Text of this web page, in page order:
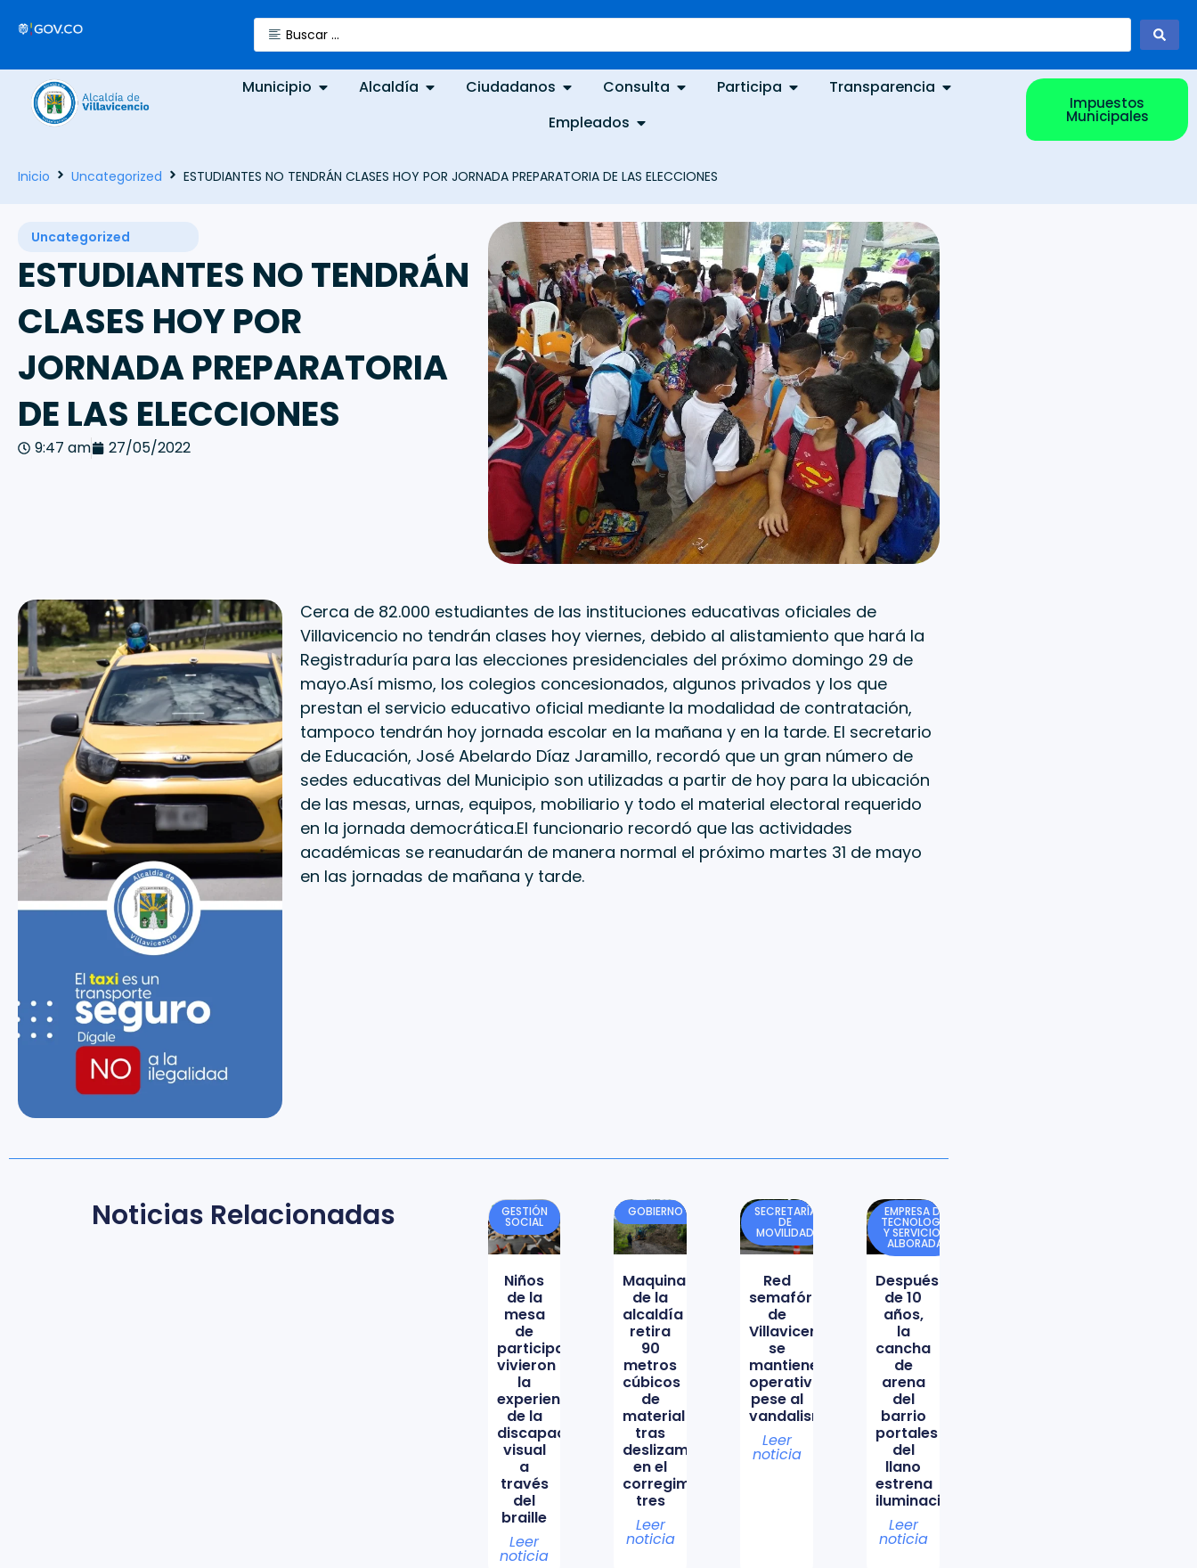
Municipio Alcaldía Ciudadanos Consulta Participa
Transparencia
Empleados
Impuestos
Municipales
Inicio Uncategorized ESTUDIANTES NO TENDRÁN CLASES HOY POR JORNADA PREPARATORIA DE LAS ELECCIONES
Uncategorized
ESTUDIANTES NO TENDRÁN
CLASES HOY POR
JORNADA PREPARATORIA
DE LAS ELECCIONES
9:47 am 27/05/2022
Cerca de 82.000 estudiantes de las instituciones educativas oficiales de
Villavicencio no tendrán clases hoy viernes, debido al alistamiento que hará la
Registraduría para las elecciones presidenciales del próximo domingo 29 de
mayo.Así mismo, los colegios concesionados, algunos privados y los que
prestan el servicio educativo oficial mediante la modalidad de contratación,
tampoco tendrán hoy jornada escolar en la mañana y en la tarde. El secretario
de Educación, José Abelardo Díaz Jaramillo, recordó que un gran número de
sedes educativas del Municipio son utilizadas a partir de hoy para la ubicación
de las mesas, urnas, equipos, mobiliario y todo el material electoral requerido
en la jornada democrática.El funcionario recordó que las actividades
académicas se reanudarán de manera normal el próximo martes 31 de mayo
en las jornadas de mañana y tarde.
Noticias Relacionadas GESTIÓN
SOCIAL
Niños
de la
mesa
de
participación
vivieron
la
experiencia
de la
discapacidad
visual
a
través
del
braille
Leer
noticia
GOBIERNO
Maquinaria
de la
alcaldía
retira
90
metros
cúbicos
de
material
tras
deslizamiento
en el
corregimiento
tres
Leer
noticia
SECRETARÍA
DE
MOVILIDAD
Red
semafórica
de
Villavicencio
se
mantiene
operativa
pese al
vandalismo
Leer
noticia
EMPRESA DE
TECNOLOGÍA
Y SERVICIOS
ALBORADA
Después
de 10
años,
la
cancha
de
arena
del
barrio
portales
del
llano
estrena
iluminación
Leer
noticia